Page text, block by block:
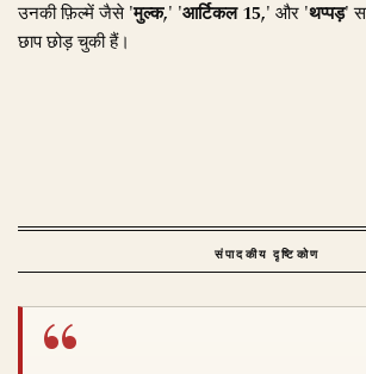
उनकी फ़िल्में जैसे'मुल्क,' 'आर्टिकल 15,' और 'थप्पड़'
छाप छोड़ चुकी हैं।
संपादकीय दृष्टिकोण